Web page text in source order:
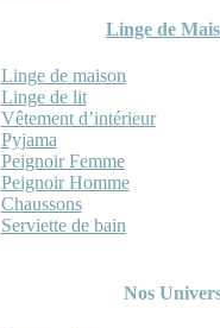
Linge de
Linge de maison
Linge de lit
Vêtement d’intérieur
Pyjama
Peignoir Femme
Peignoir Homme
Chaussons
Serviette de bain
Nos